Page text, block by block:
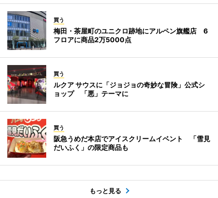
買う
梅田・茶屋町のユニクロ跡地にアルペン旗艦店 6
フロアに商品2万5000点
買う
ルクア サウスに「ジョジョの奇妙な冒険」公式シ
ョップ 「悪」テーマに
買う
阪急うめだ本店でアイスクリームイベント 「雪見
だいふく」の限定商品も
もっと見る